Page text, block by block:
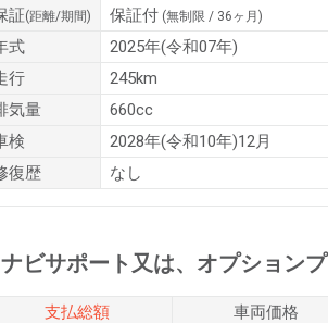
証(距離/期間) 保証付(無制限 / 36ヶ月)
式
2025年(令和07年)
行
245km
気量
660cc
検
2028年(令和10年)12月
復歴
なし
サポート又は、オプションプ
支払総額 車両価格